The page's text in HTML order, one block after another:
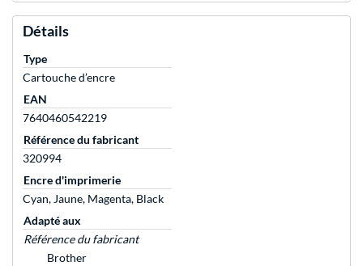
Détails
Type
Cartouche d’encre
EAN
7640460542219
Référence du fabricant
320994
Encre d'imprimerie
Cyan, Jaune, Magenta, Black
Adapté aux
Référence du fabricant
Brother